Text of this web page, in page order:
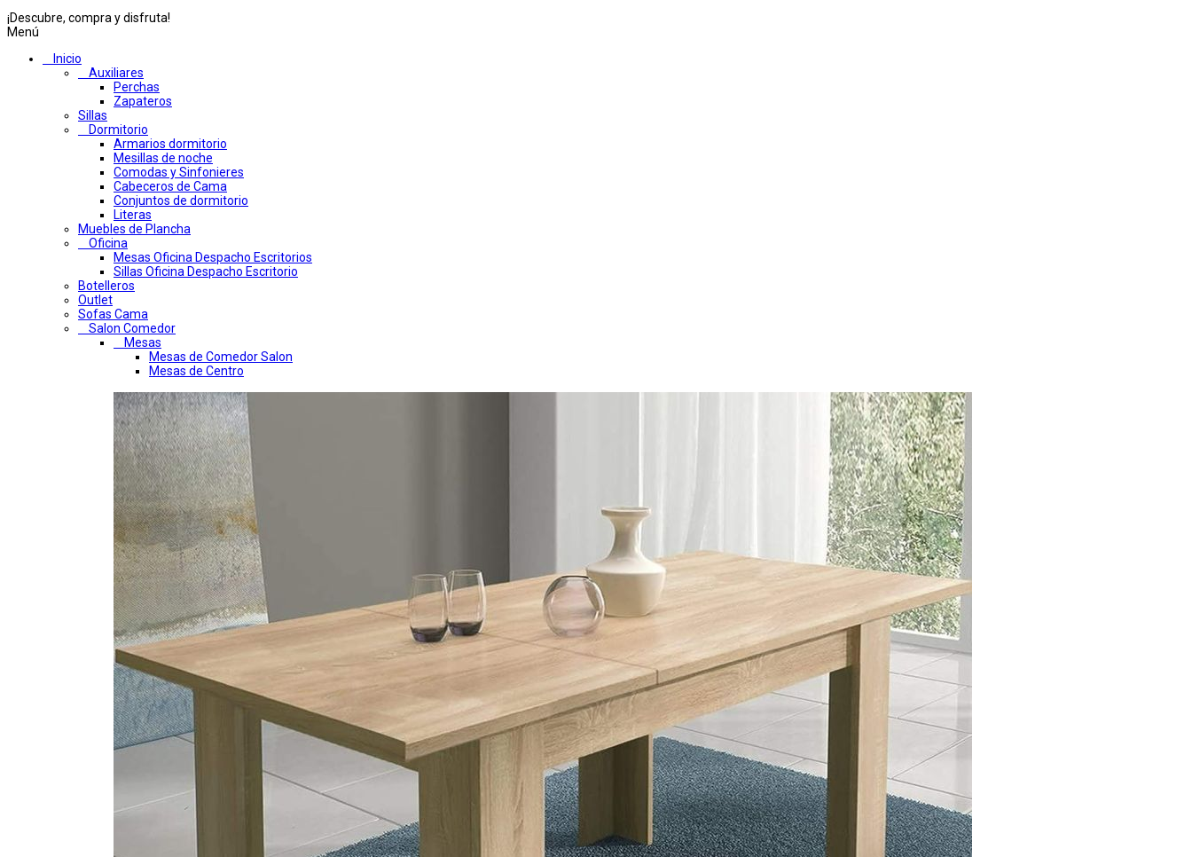
¡Descubre, compra y disfruta!
Menú
Inicio
Auxiliares
Perchas
Zapateros
Sillas
Dormitorio
Armarios dormitorio
Mesillas de noche
Comodas y Sinfonieres
Cabeceros de Cama
Conjuntos de dormitorio
Literas
Muebles de Plancha
Oficina
Mesas Oficina Despacho Escritorios
Sillas Oficina Despacho Escritorio
Botelleros
Outlet
Sofas Cama
Salon Comedor
Mesas
Mesas de Comedor Salon
Mesas de Centro